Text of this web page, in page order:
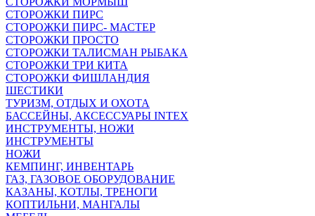
СТОРОЖКИ ПИРС
СТОРОЖКИ ПИРС- МАСТЕР
СТОРОЖКИ ПРОСТО
СТОРОЖКИ ТАЛИСМАН РЫБАКА
СТОРОЖКИ ТРИ КИТА
СТОРОЖКИ ФИШЛАНДИЯ
ШЕСТИКИ
ТУРИЗМ, ОТДЫХ И ОХОТА
БАССЕЙНЫ, АКСЕССУАРЫ INTEX
ИНСТРУМЕНТЫ, НОЖИ
ИНСТРУМЕНТЫ
НОЖИ
КЕМПИНГ, ИНВЕНТАРЬ
ГАЗ, ГАЗОВОЕ ОБОРУДОВАНИЕ
КАЗАНЫ, КОТЛЫ, ТРЕНОГИ
КОПТИЛЬНИ, МАНГАЛЫ